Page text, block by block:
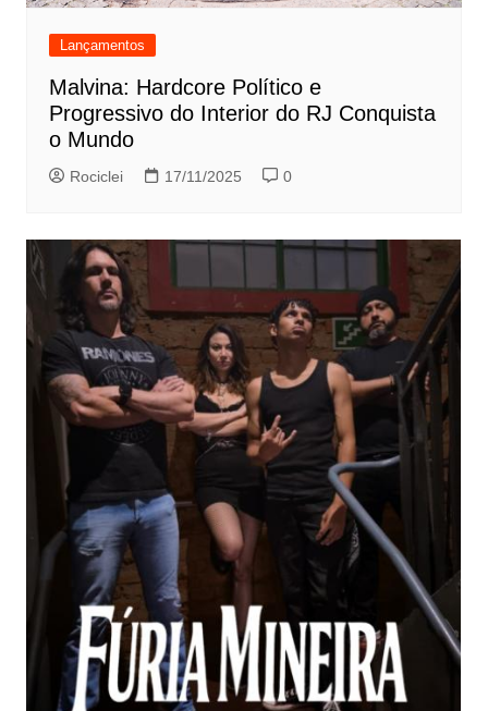
Lançamentos
Malvina: Hardcore Político e
Progressivo do Interior do RJ Conquista
o Mundo
Rociclei 17/11/2025 0